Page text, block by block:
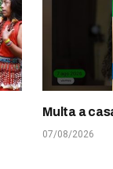
Multa a
07/08/2026